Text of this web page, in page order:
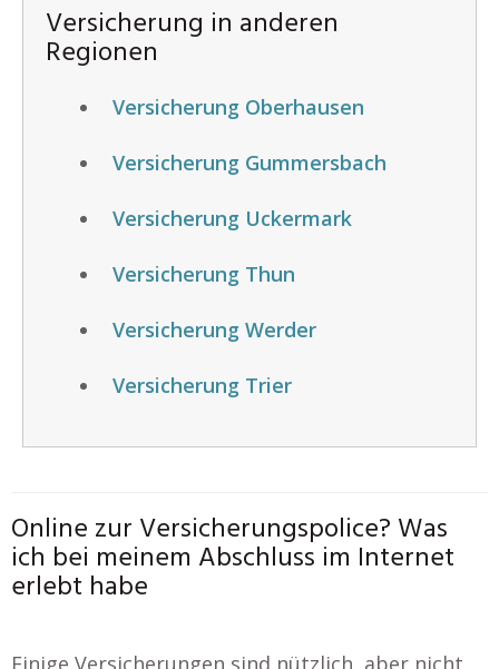
Versicherung in anderen
Regionen
Versicherung Oberhausen
Versicherung Gummersbach
Versicherung Uckermark
Versicherung Thun
Versicherung Werder
Versicherung Trier
Online zur Versicherungspolice? Was
ich bei meinem Abschluss im Internet
erlebt habe
Einige Versicherungen sind nützlich, aber nicht